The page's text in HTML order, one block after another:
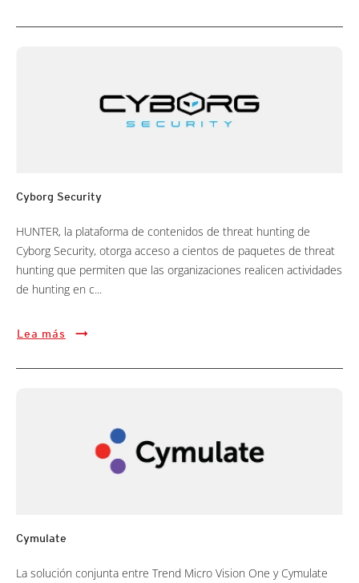
Cyborg Security
HUNTER, la plataforma de contenidos de threat hunting de
Cyborg Security, otorga acceso a cientos de paquetes de threat
hunting que permiten que las organizaciones realicen actividades
de hunting en c...
Lea más
Cymulate
La solución conjunta entre Trend Micro Vision One y Cymulate